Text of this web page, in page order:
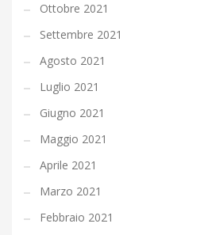
Ottobre 2021
Settembre 2021
Agosto 2021
Luglio 2021
Giugno 2021
Maggio 2021
Aprile 2021
Marzo 2021
Febbraio 2021